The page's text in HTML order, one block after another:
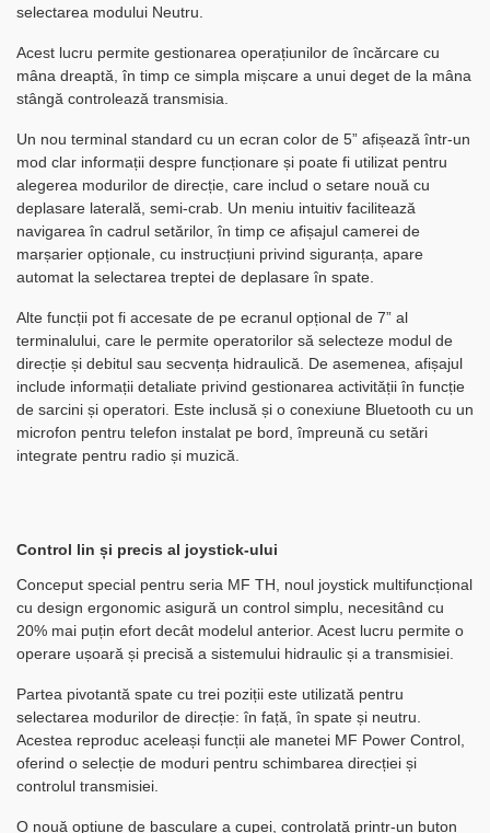
selectarea modului Neutru.
Acest lucru permite gestionarea operațiunilor de încărcare cu
mâna dreaptă, în timp ce simpla mișcare a unui deget de la mâna
stângă controlează transmisia.
Un nou terminal standard cu un ecran color de 5” afișează într-un
mod clar informații despre funcționare și poate fi utilizat pentru
alegerea modurilor de direcție, care includ o setare nouă cu
deplasare laterală, semi-crab. Un meniu intuitiv facilitează
navigarea în cadrul setărilor, în timp ce afișajul camerei de
marșarier opționale, cu instrucțiuni privind siguranța, apare
automat la selectarea treptei de deplasare în spate.
Alte funcții pot fi accesate de pe ecranul opțional de 7” al
terminalului, care le permite operatorilor să selecteze modul de
direcție și debitul sau secvența hidraulică. De asemenea, afișajul
include informații detaliate privind gestionarea activității în funcție
de sarcini și operatori. Este inclusă și o conexiune Bluetooth cu un
microfon pentru telefon instalat pe bord, împreună cu setări
integrate pentru radio și muzică.
Control lin și precis al joystick-ului
Conceput special pentru seria MF TH, noul joystick multifuncțional
cu design ergonomic asigură un control simplu, necesitând cu
20% mai puțin efort decât modelul anterior. Acest lucru permite o
operare ușoară și precisă a sistemului hidraulic și a transmisiei.
Partea pivotantă spate cu trei poziții este utilizată pentru
selectarea modurilor de direcție: în față, în spate și neutru.
Acestea reproduc aceleași funcții ale manetei MF Power Control,
oferind o selecție de moduri pentru schimbarea direcției și
controlul transmisiei.
O nouă opțiune de basculare a cupei, controlată printr-un buton